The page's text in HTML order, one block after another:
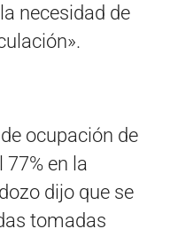
necesidad de
ocupación de
77% en la
dijo que se
tomadas